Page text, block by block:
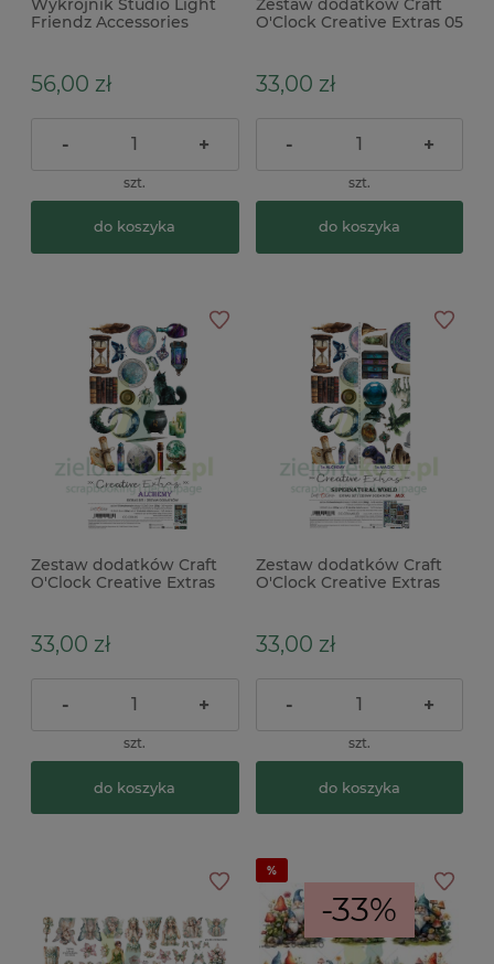
Wykrojnik Studio Light
Friendz Accessories
56,00 zł
- +
szt.
do koszyka
Zestaw dodatków Craft
O'Clock Creative Extras 05
33,00 zł
- +
szt.
do koszyka
Zestaw dodatków Craft
O'Clock Creative Extras
33,00 zł
- +
szt.
do koszyka
Zestaw dodatków Craft
O'Clock Creative Extras
33,00 zł
- +
szt.
do koszyka
-33%